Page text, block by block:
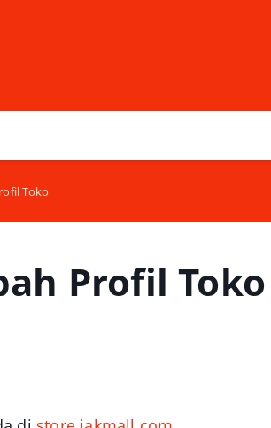
Toko
Profil Toko